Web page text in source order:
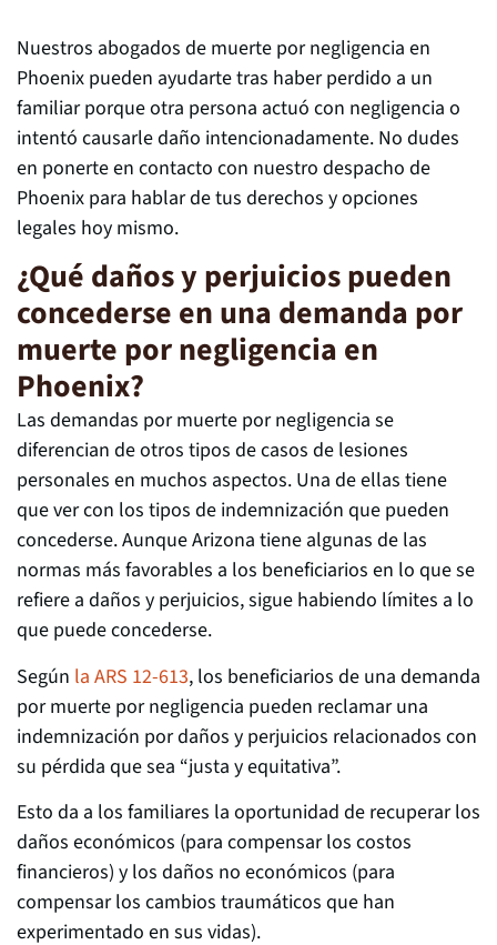
Nuestros abogados de muerte por negligencia en
Phoenix pueden ayudarte tras haber perdido a un
familiar porque otra persona actuó con negligencia o
intentó causarle daño intencionadamente. No dudes
en ponerte en contacto con nuestro despacho de
Phoenix para hablar de tus derechos y opciones
legales hoy mismo.
¿Qué daños y perjuicios pueden
concederse en una demanda por
muerte por negligencia en
Phoenix?
Las demandas por muerte por negligencia se
diferencian de otros tipos de casos de lesiones
personales en muchos aspectos. Una de ellas tiene
que ver con los tipos de indemnización que pueden
concederse. Aunque Arizona tiene algunas de las
normas más favorables a los beneficiarios en lo que se
refiere a daños y perjuicios, sigue habiendo límites a lo
que puede concederse.
Según la ARS 12-613, los beneficiarios de una demanda
por muerte por negligencia pueden reclamar una
indemnización por daños y perjuicios relacionados con
su pérdida que sea “justa y equitativa”.
Esto da a los familiares la oportunidad de recuperar los
daños económicos (para compensar los costos
financieros) y los daños no económicos (para
compensar los cambios traumáticos que han
experimentado en sus vidas).